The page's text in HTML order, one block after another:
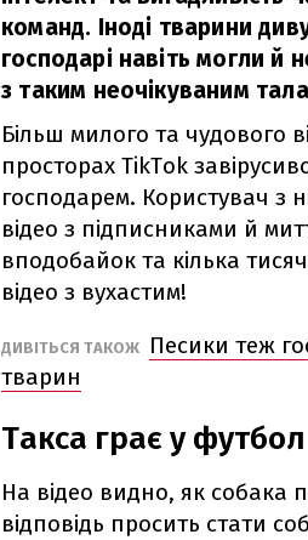
команд. Іноді тварини
господарі навіть могли й
з таким неочікуваним
Більш милого та чудового
просторах TikTok
господарем. Користувач з
відео з підписниками й
вподобайок та кілька
відео з вухастим!
ДИВІТЬСЯ ТАКОЖ
Песики теж
тварин
Такса грає у
На відео видно, як собака
відповідь просить стати